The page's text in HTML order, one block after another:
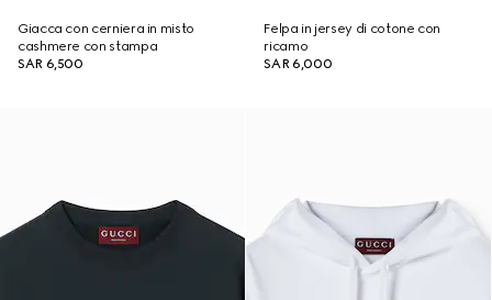
Giacca con cerniera in misto
cashmere con stampa
SAR 6,500
Felpa in jersey di cotone con
ricamo
SAR 6,000